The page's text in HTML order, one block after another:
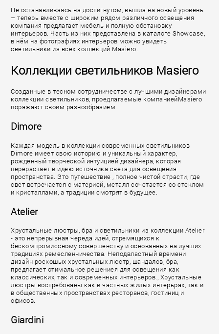
Не останавливаясь на достигнутом, вышла на новый уровень
– теперь вместе с широким рядом различного освещения
компания предлагает мебель и полную обстановку
интерьеров. Часть из них представлена в каталоге Showcase,
в нём на фотографиях интерьеров можно увидеть
светильники из всех коллекций Masiero.
Коллекции светильников Masiero
Созданные в тесном сотрудничестве с лучшими дизайнерами
коллекции светильников, проедлагаемые компаниейMasiero
поряжают своим разнообразием.
Dimore
Каждая модель в коллекции современных светильников
Dimore имеет свою историю и уникальный характер,
рожденный творческой интуицией дизайнера, которая
перерастает в идею источника света для освещения
пространства. Это путешествие , полное чистой страсти, где
свет встречается с материей, металл сочетается со стеклом
и кристаллами, а традиции смотрят в будущее.
Atelier
Хрустальные люстры, бра и светильники из коллекции Atelier
- это непрерывная череда идей, стремящихся к
бескомпромиссному совершенству и основанных на лучших
традициях ремесленничества. Неподвластный времени
дизайн роскошых хрустальных люстр, шандалов, бра,
предлагает отимальное решениея для освещения как
классических, так и современных интерьеров., Хрустальные
люстры востребованы как в частных жилых интерьрах, так и
в общественных пространствах ресторанов, гостиниц и
офисов.
Giardini